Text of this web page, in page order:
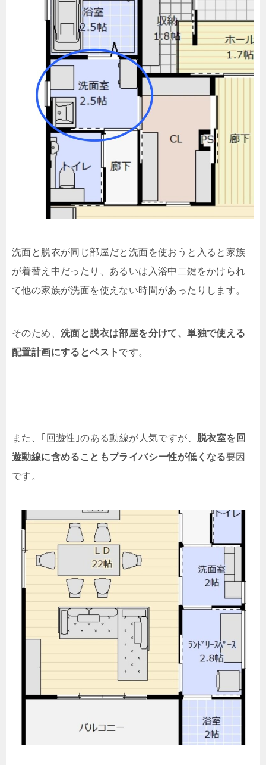
洗面と脱衣が同じ部屋だと洗面を使おうと入ると家族
が着替え中だったり、あるいは入浴中二鍵をかけられ
て他の家族が洗面を使えない時間があったりします。
そのため、 洗面と脱衣は部屋を分けて、単独で使える
配置計画にするとベスト です。
また、｢回遊性｣のある動線が人気ですが、 脱衣室を回
遊動線に含めることもプライバシー性が低くなる要因
です。